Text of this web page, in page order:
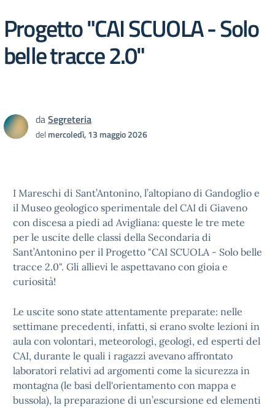
Progetto "CAI SCUOLA - Solo
belle tracce 2.0"
daSegreteria
delmercoledì, 13 maggio 2026
I Mareschi di Sant’Antonino, l’altopiano di Gandoglio e
il Museo geologico sperimentale del CAI di Giaveno
con discesa a piedi ad Avigliana: queste le tre mete
per le uscite delle classi della Secondaria di
Sant’Antonino per il Progetto "CAI SCUOLA - Solo belle
tracce 2.0". Gli allievi le aspettavano con gioia e
curiosità!
Le uscite sono state attentamente preparate: nelle
settimane precedenti, infatti, si erano svolte lezioni in
aula con volontari, meteorologi, geologi, ed esperti del
CAI, durante le quali i ragazzi avevano affrontato
laboratori relativi ad argomenti come la sicurezza in
montagna (le basi dell'orientamento con mappa e
bussola), la preparazione di un’escursione ed elementi